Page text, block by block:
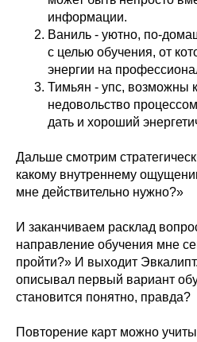
информации.
Ваниль - уютно, по-
с целью обучения, от
энергии на
Тимьян - упс, возможны
недовольство
дать и хороший
Дальше смотрим
какому внутреннему
мне действительно нужно?»
И заканчиваем расклад
направление обучения мне
пройти?» И выходит
описывал первый вариант
становится понятно, правда?
Повторение карт можно